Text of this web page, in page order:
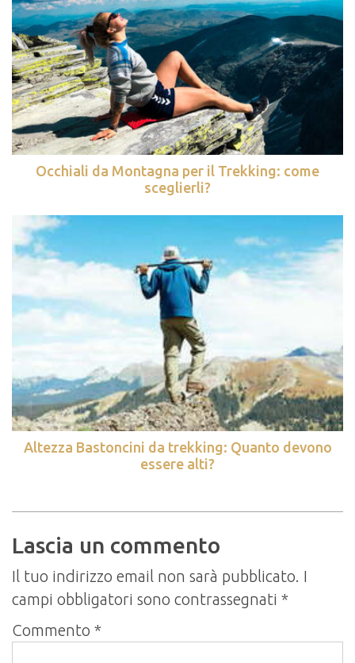
Occhiali da Montagna per il Trekking: come
sceglierli?
Altezza Bastoncini da trekking: Quanto devono
essere alti?
Lascia un commento
Il tuo indirizzo email non sarà pubblicato. I
campi obbligatori sono contrassegnati *
Commento *